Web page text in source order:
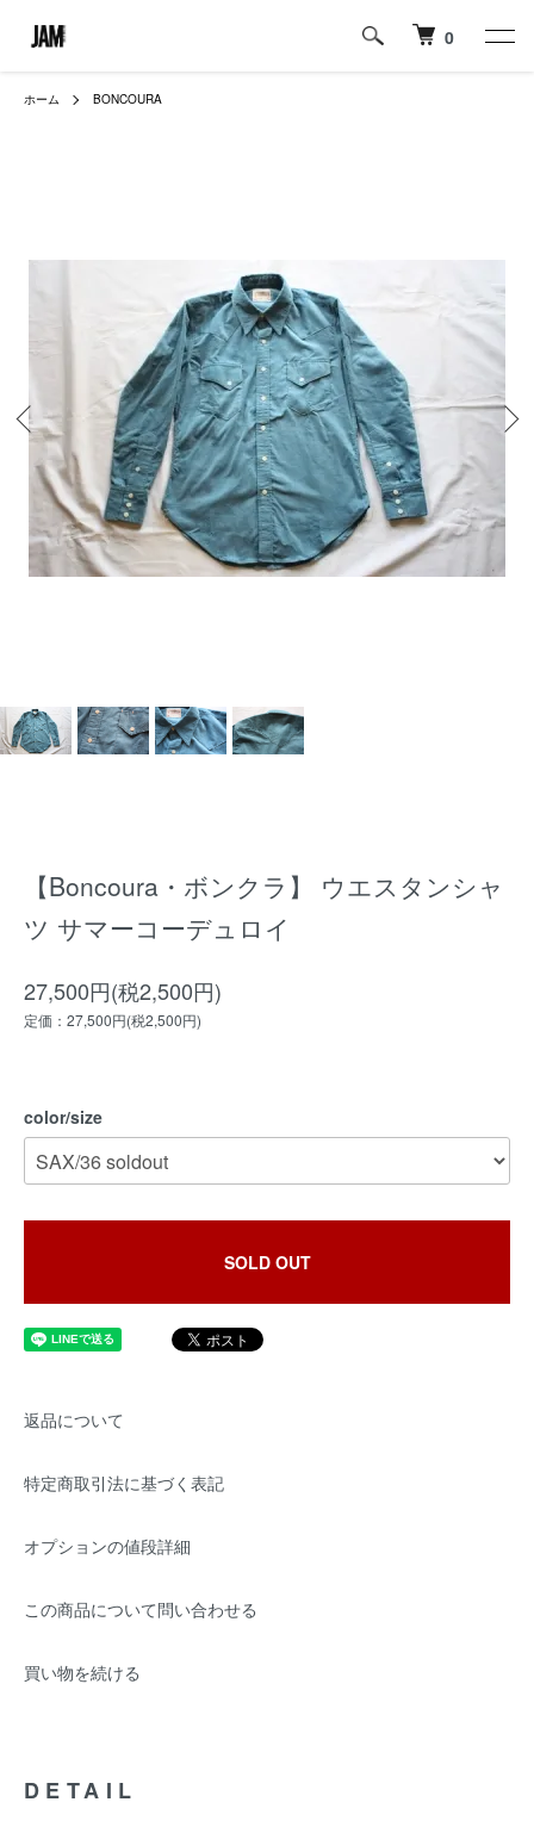
0
ホーム BONCOURA
【Boncoura・ボンクラ】 ウエスタンシャ
ツ サマーコーデュロイ
27,500円(税2,500円)
定価：27,500円(税2,500円)
color/size
SOLD OUT
返品について
特定商取引法に基づく表記
オプションの値段詳細
この商品について問い合わせる
買い物を続ける
DETAIL